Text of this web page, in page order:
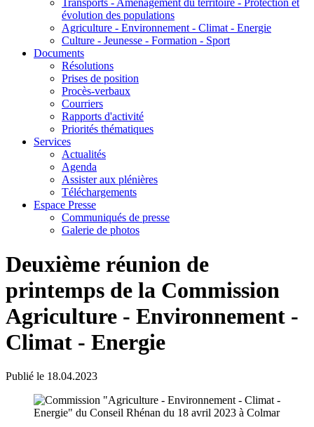
évolution des populations
Agriculture - Environnement - Climat - Energie
Culture - Jeunesse - Formation - Sport
Documents
Résolutions
Prises de position
Procès-verbaux
Courriers
Rapports d'activité
Priorités thématiques
Services
Actualités
Agenda
Assister aux plénières
Téléchargements
Espace Presse
Communiqués de presse
Galerie de photos
Deuxième réunion de
printemps de la Commission
Agriculture - Environnement -
Climat - Energie
Publié le 18.04.2023